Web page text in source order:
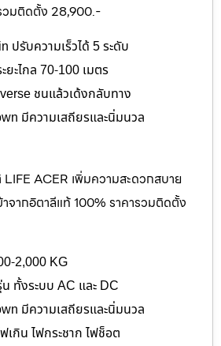
วมติดตั้ง 28,900.-
ปรับความเร็วได้ 5 ระดับ
ยะไกล 70-100 เมตร
ชนแล้วเด้งกลับทาง
มีความเสถียรและนิ่มนวล
ACER เพิ่มความสะดวกสบาย
าจากอิตาลีแท้ 100% ราคารวมติดตั้ง
2,000 KG
ทั้งระบบ AC และ DC
มีความเสถียรและนิ่มนวล
เกิน ไฟกระชาก ไฟช็อต